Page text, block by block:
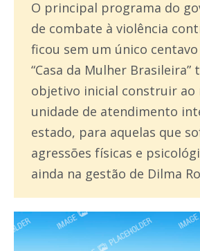
O principal programa do
de combate à violência
ficou sem um único centavo
“Casa da Mulher Brasileira”
objetivo inicial construir ao
unidade de atendimento
estado, para aquelas que
agressões físicas e
ainda na gestão de Dilma